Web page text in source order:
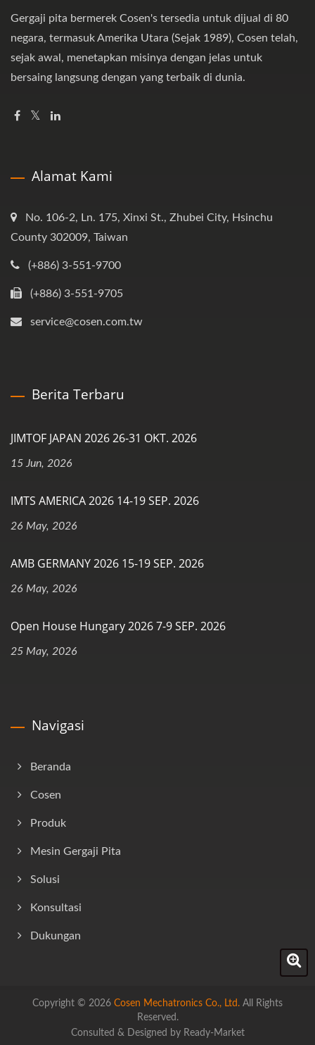
Gergaji pita bermerek Cosen's tersedia untuk dijual di 80
negara, termasuk Amerika Utara (Sejak 1989), Cosen telah,
sejak awal, menetapkan misinya dengan jelas untuk
bersaing langsung dengan yang terbaik di dunia.
Alamat Kami
No. 106-2, Ln. 175, Xinxi St., Zhubei City, Hsinchu
County 302009, Taiwan
(+886) 3-551-9700
(+886) 3-551-9705
service@cosen.com.tw
Berita Terbaru
JIMTOF JAPAN 2026 26-31 OKT. 2026
15 Jun, 2026
IMTS AMERICA 2026 14-19 SEP. 2026
26 May, 2026
AMB GERMANY 2026 15-19 SEP. 2026
26 May, 2026
Open House Hungary 2026 7-9 SEP. 2026
25 May, 2026
Navigasi
Beranda
Cosen
Produk
Mesin Gergaji Pita
Solusi
Konsultasi
Dukungan
Copyright © 2026 Cosen Mechatronics Co., Ltd. All Rights
Reserved.
Consulted & Designed by Ready-Market